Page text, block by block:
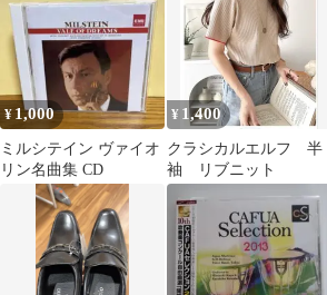
¥ 1,000
ミルシテイン ヴァイオ
リン名曲集 CD
¥ 1,400
クラシカルエルフ 半
袖 リブニット